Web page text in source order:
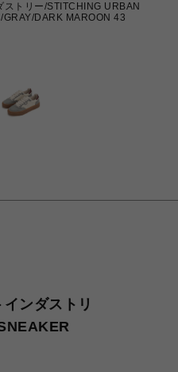
ストリー/STITCHING URBAN
DARK MAROON 43
ンダストリ